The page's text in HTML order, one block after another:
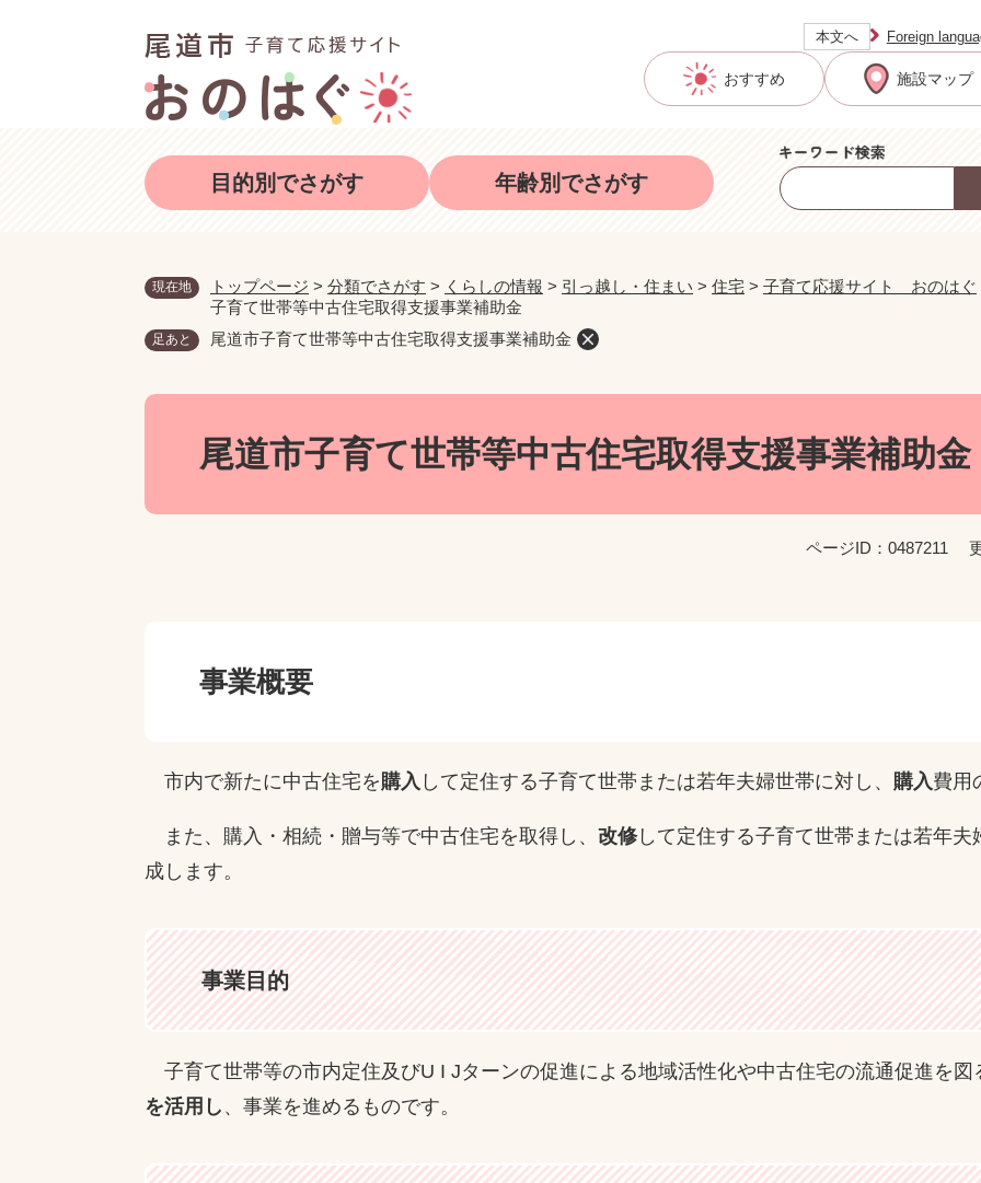
本文へ Foreign
おすすめ 施設マップ
目的別でさがす 年齢別でさがす
現在地 トップページ > 分類でさがす > くらしの情報 > 引っ越し・住まい > 住宅 > 子育て応援サイト おのはぐ
子育て世帯等中古住宅取得支援事業補助金
足あと 尾道市子育て世帯等中古住宅取得支援事業補助金
本
尾道市子育て世帯等中古住宅取得支援事業補助金
ページID：0487211
事業概要
市内で新たに中古住宅を購入 して定住する子育て世帯または若年夫婦世帯に対し、 購入費用
また、購入・相続・贈与等で中古住宅を取得し、 改修して定住する子育て世帯または若年夫
成します。
事業目的
子育て世帯等の市内定住及びU I Jターンの促進による地域活性化や中古住宅の流通促進を図
を活用し 、事業を進めるものです。